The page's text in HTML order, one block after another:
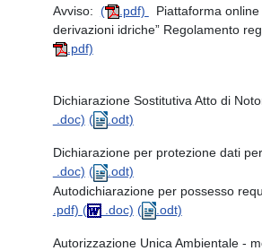
Avviso: ( .pdf)
Piattaforma online
derivazioni idriche” Regolamento
.pdf)
Dichiarazione Sostitutiva Atto di
.doc) ( .odt)
Dichiarazione per protezione dati
.doc) (
.odt)
Autodichiarazione per possesso
.pdf) ( .doc) ( .odt)
Autorizzazione Unica Ambientale -